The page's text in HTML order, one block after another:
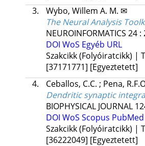
3.
Wybo, Willem A. M. ✉
The Neural Analysis
NEUROINFORMATICS 24:
DOI WoS Egyéb URL
Szakcikk (Folyóiratcikk) |
[37171771] [Egyeztetett]
4.
Ceballos, C.C. ; Pena,
Dendritic synaptic
BIOPHYSICAL JOURNAL
DOI WoS Scopus PubMed
Szakcikk (Folyóiratcikk) |
[36222049] [Egyeztetett]